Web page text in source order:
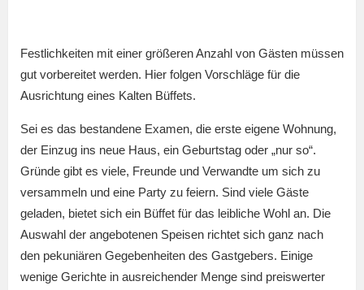
Festlichkeiten mit einer größeren Anzahl von Gästen müssen
gut vorbereitet werden. Hier folgen Vorschläge für die
Ausrichtung eines Kalten Büffets.
Sei es das bestandene Examen, die erste eigene Wohnung,
der Einzug ins neue Haus, ein Geburtstag oder „nur so“.
Gründe gibt es viele, Freunde und Verwandte um sich zu
versammeln und eine Party zu feiern. Sind viele Gäste
geladen, bietet sich ein Büffet für das leibliche Wohl an. Die
Auswahl der angebotenen Speisen richtet sich ganz nach
den pekuniären Gegebenheiten des Gastgebers. Einige
wenige Gerichte in ausreichender Menge sind preiswerter